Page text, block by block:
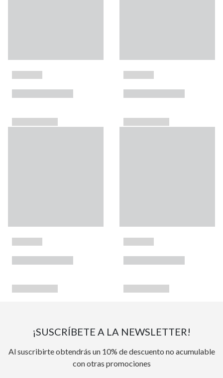
¡SUSCRÍBETE A LA NEWSLETTER!
Al suscribirte obtendrás un 10% de descuento no acumulable
con otras promociones